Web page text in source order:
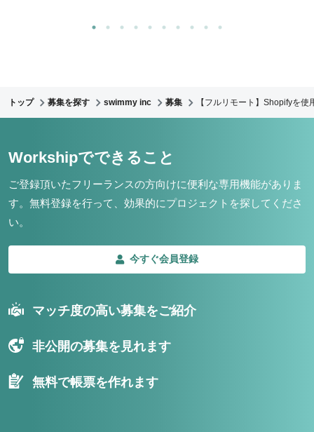
トップ 募集を探す swimmy inc 募集 【フルリモート】Shopifyを
Workshipでできること
ご登録頂いたフリーランスの方向けに便利な専用機能がありま
す。 無料登録を行って、効果的にプロジェクトを探してくださ
い。
今すぐ会員登録
マッチ度の高い募集をご紹介
非公開の募集を見れます
無料で帳票を作れます